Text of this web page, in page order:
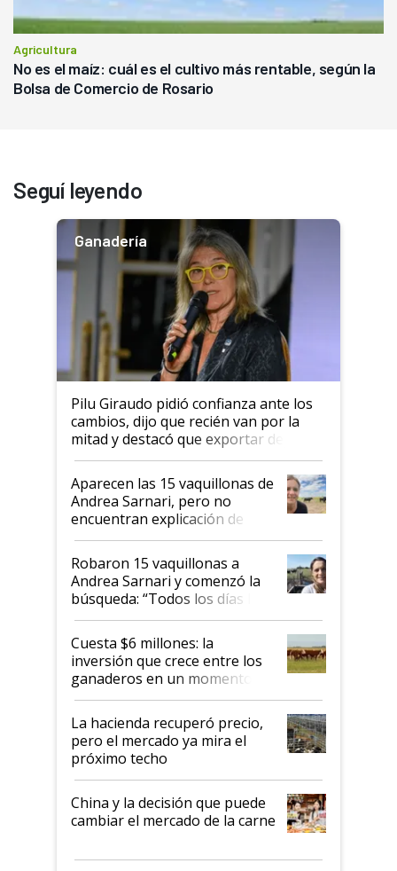
Agricultura
No es el maíz: cuál es el cultivo más rentable, según la
Bolsa de Comercio de Rosario
Seguí leyendo
Ganadería
Pilu Giraudo pidió confianza ante los
cambios, dijo que recién van por la
mitad y destacó que exportar dejó de
ser "para unos pocos": "Tenemos un
mandato muy claro del gobierno
nacional"
Aparecen las 15 vaquillonas de
Andrea Sarnari, pero no
encuentran explicación de
cómo llegaron allí
Robaron 15 vaquillonas a
Andrea Sarnari y comenzó la
búsqueda: “Todos los días le
toca a algún productor”
Cuesta $6 millones: la
inversión que crece entre los
ganaderos en un momento
histórico para la actividad
La hacienda recuperó precio,
pero el mercado ya mira el
próximo techo
China y la decisión que puede
cambiar el mercado de la carne